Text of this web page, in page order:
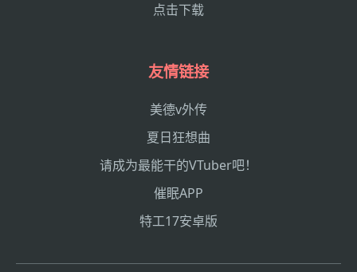
点击下载
友情链接
美德v外传
夏日狂想曲
请成为最能干的VTuber吧！
催眠APP
特工17安卓版